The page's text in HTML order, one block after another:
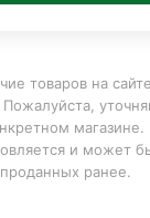
товаров на
Пожалуйста,
и может
ранее.